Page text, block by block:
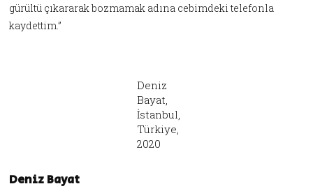
gürültü çıkararak bozmamak adına cebimdeki telefonla
kaydettim.”
Deniz
Bayat,
İstanbul,
Türkiye,
2020
Deniz Bayat